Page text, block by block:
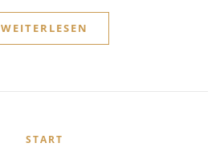
WEITERLESEN
START